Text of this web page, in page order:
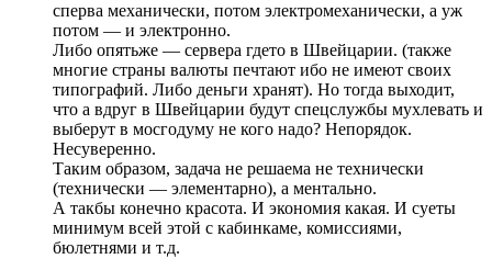
сперва механически, потом электромеханически, а уж
потом — и электронно.
Либо опятьже — сервера гдето в Швейцарии. (также
многие страны валюты печтают ибо не имеют своих
типографий. Либо деньги хранят). Но тогда выходит,
что а вдруг в Швейцарии будут спецслужбы мухлевать и
выберут в мосгодуму не кого надо? Непорядок.
Несуверенно.
Таким образом, задача не решаема не технически
(технически — элементарно), а ментально.
А такбы конечно красота. И экономия какая. И суеты
минимум всей этой с кабинкаме, комиссиями,
бюлетнями и т.д.